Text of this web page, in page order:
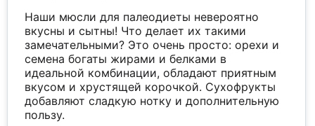
Наши мюсли для палеодиеты невероятно
вкусны и сытны! Что делает их такими
замечательными? Это очень просто: орехи и
семена богаты жирами и белками в
идеальной комбинации, обладают приятным
вкусом и хрустящей корочкой. Сухофрукты
добавляют сладкую нотку и дополнительную
пользу.